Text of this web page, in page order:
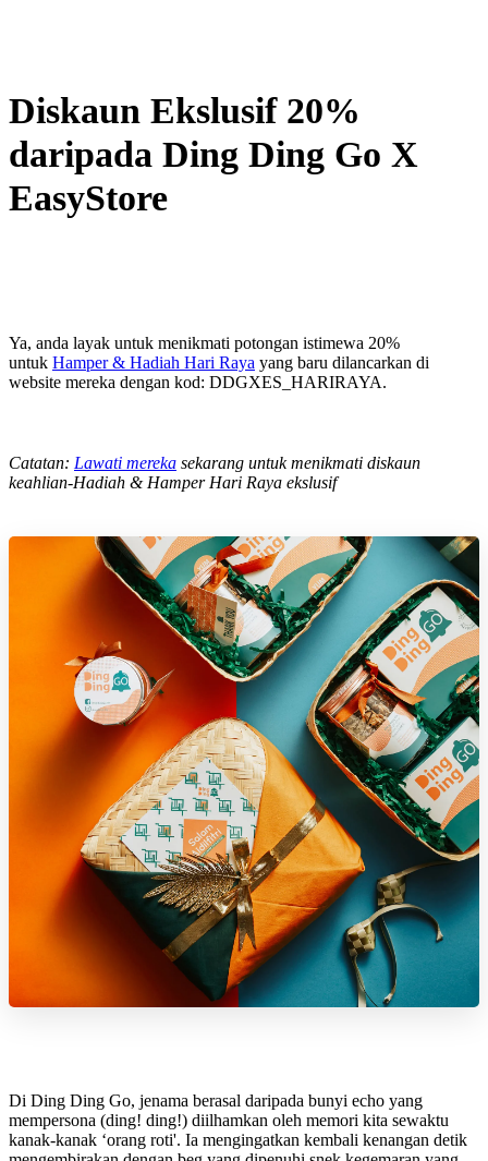
Diskaun Ekslusif 20%
daripada Ding Ding Go X
EasyStore
Ya, anda layak untuk menikmati potongan istimewa 20%
untuk Hamper & Hadiah Hari Raya yang baru dilancarkan di
website mereka dengan kod: DDGXES_HARIRAYA.
Catatan: Lawati mereka sekarang untuk menikmati diskaun
keahlian-Hadiah & Hamper Hari Raya ekslusif
Di Ding Ding Go, jenama berasal daripada bunyi echo yang
mempersona (ding! ding!) diilhamkan oleh memori kita sewaktu
kanak-kanak ‘orang roti'. Ia mengingatkan kembali kenangan detik